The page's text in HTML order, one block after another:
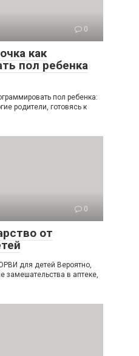
0
как
пол ребенка
пол ребенка:
родители, готовясь к
0
от
для детей Вероятно,
в аптеке,